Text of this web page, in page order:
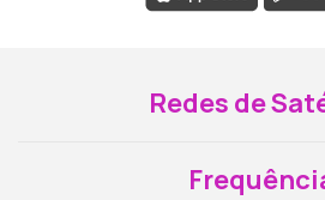
Redes de